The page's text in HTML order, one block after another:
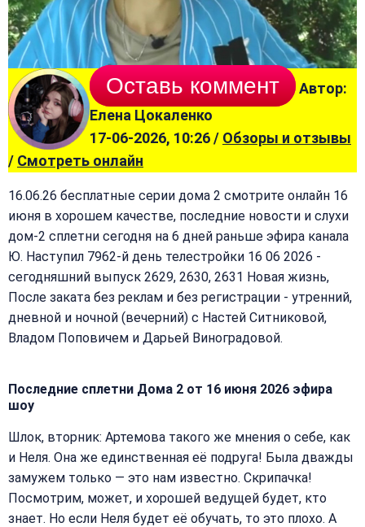
Оставь коммент
Автор:
Елена Цокаленко
17-06-2026, 10:26 / Обзоры и отзывы
/ Смотреть онлайн
16.06.26 бесплатные серии дома 2 смотрите онлайн 16
июня в хорошем качестве, последние новости и слухи
дом-2 сплетни сегодня на 6 дней раньше эфира канала
Ю. Наступил 7962-й день телестройки 16 06 2026 -
сегодняшний выпуск 2629, 2630, 2631 Новая жизнь,
После заката без реклам и без регистрации - утренний,
дневной и ночной (вечерний) с Настей Ситниковой,
Владом Поповичем и Дарьей Виноградовой.
Последние сплетни Дома 2 от 16 июня 2026 эфира
шоу
Шлок, вторник: Артемова такого же мнения о себе, как
и Неля. Она же единственная её подруга! Была дважды
замужем только — это нам известно. Скрипачка!
Посмотрим, может, и хорошей ведущей будет, кто
знает. Но если Неля будет её обучать, то это плохо. А